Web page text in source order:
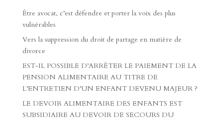
Être avocat, c’est défendre et porter la voix des plus
vulnérables
Vers la suppression du droit de partage en matière de
divorce
EST-IL POSSIBLE D’ARRÊTER LE PAIEMENT DE LA
PENSION ALIMENTAIRE AU TITRE DE
L’ENTRETIEN D’UN ENFANT DEVENU MAJEUR ?
LE DEVOIR ALIMENTAIRE DES ENFANTS EST
SUBSIDIAIRE AU DEVOIR DE SECOURS DU